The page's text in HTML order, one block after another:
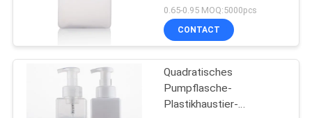
ZITAT
SITEMAP
Kosmetische
Plastikrohre
der Seifen-450ml, Make-
upentferner-Schaum-
Zufuhr-Flasche
0.65-0.95 MOQ:5000pcs
CONTACT
Quadratisches
Pumpflasche-
Plastikhaustier-